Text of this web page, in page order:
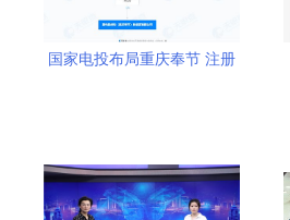
国家电投布局重庆奉节 注册